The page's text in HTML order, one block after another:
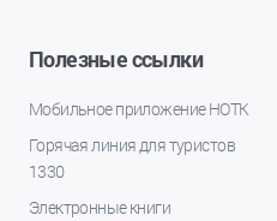
Полезные ссылки
Мобильное приложение НОТК
Горячая линия для туристов
1330
Электронные книги